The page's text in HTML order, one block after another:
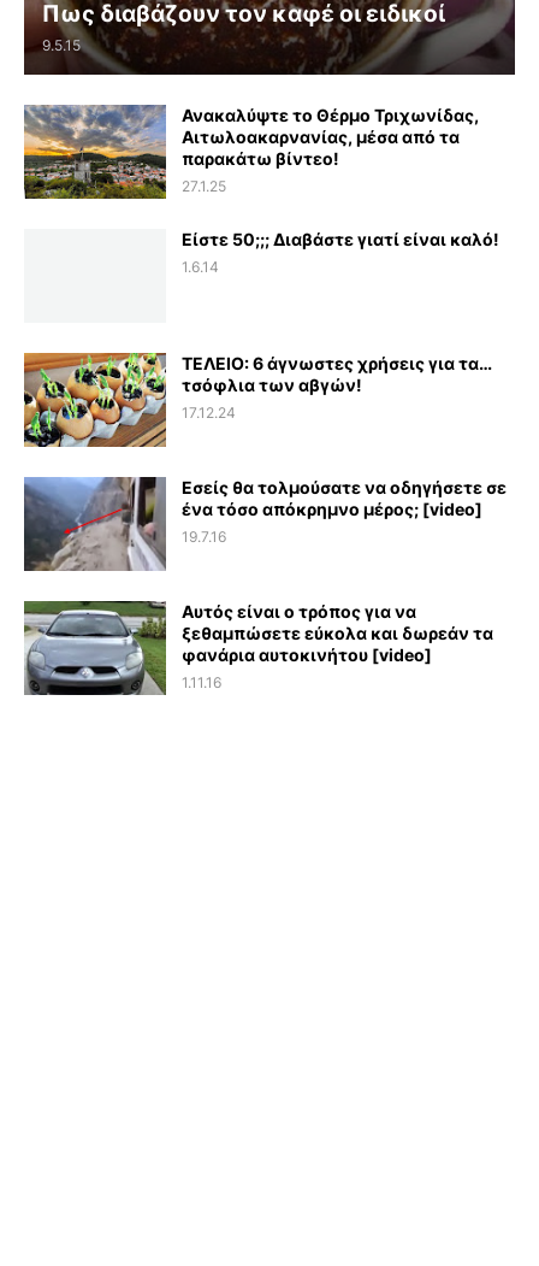
Πως διαβάζουν τον καφέ οι ειδικοί
9.5.15
Ανακαλύψτε το Θέρμο Τριχωνίδας,
Αιτωλοακαρνανίας, μέσα από τα
παρακάτω βίντεο!
27.1.25
Είστε 50;;; Διαβάστε γιατί είναι καλό!
1.6.14
ΤΕΛΕΙΟ: 6 άγνωστες χρήσεις για τα…
τσόφλια των αβγών!
17.12.24
Εσείς θα τολμούσατε να οδηγήσετε σε
ένα τόσο απόκρημνο μέρος; [video]
19.7.16
Αυτός είναι ο τρόπος για να
ξεθαμπώσετε εύκολα και δωρεάν τα
φανάρια αυτοκινήτου [video]
1.11.16